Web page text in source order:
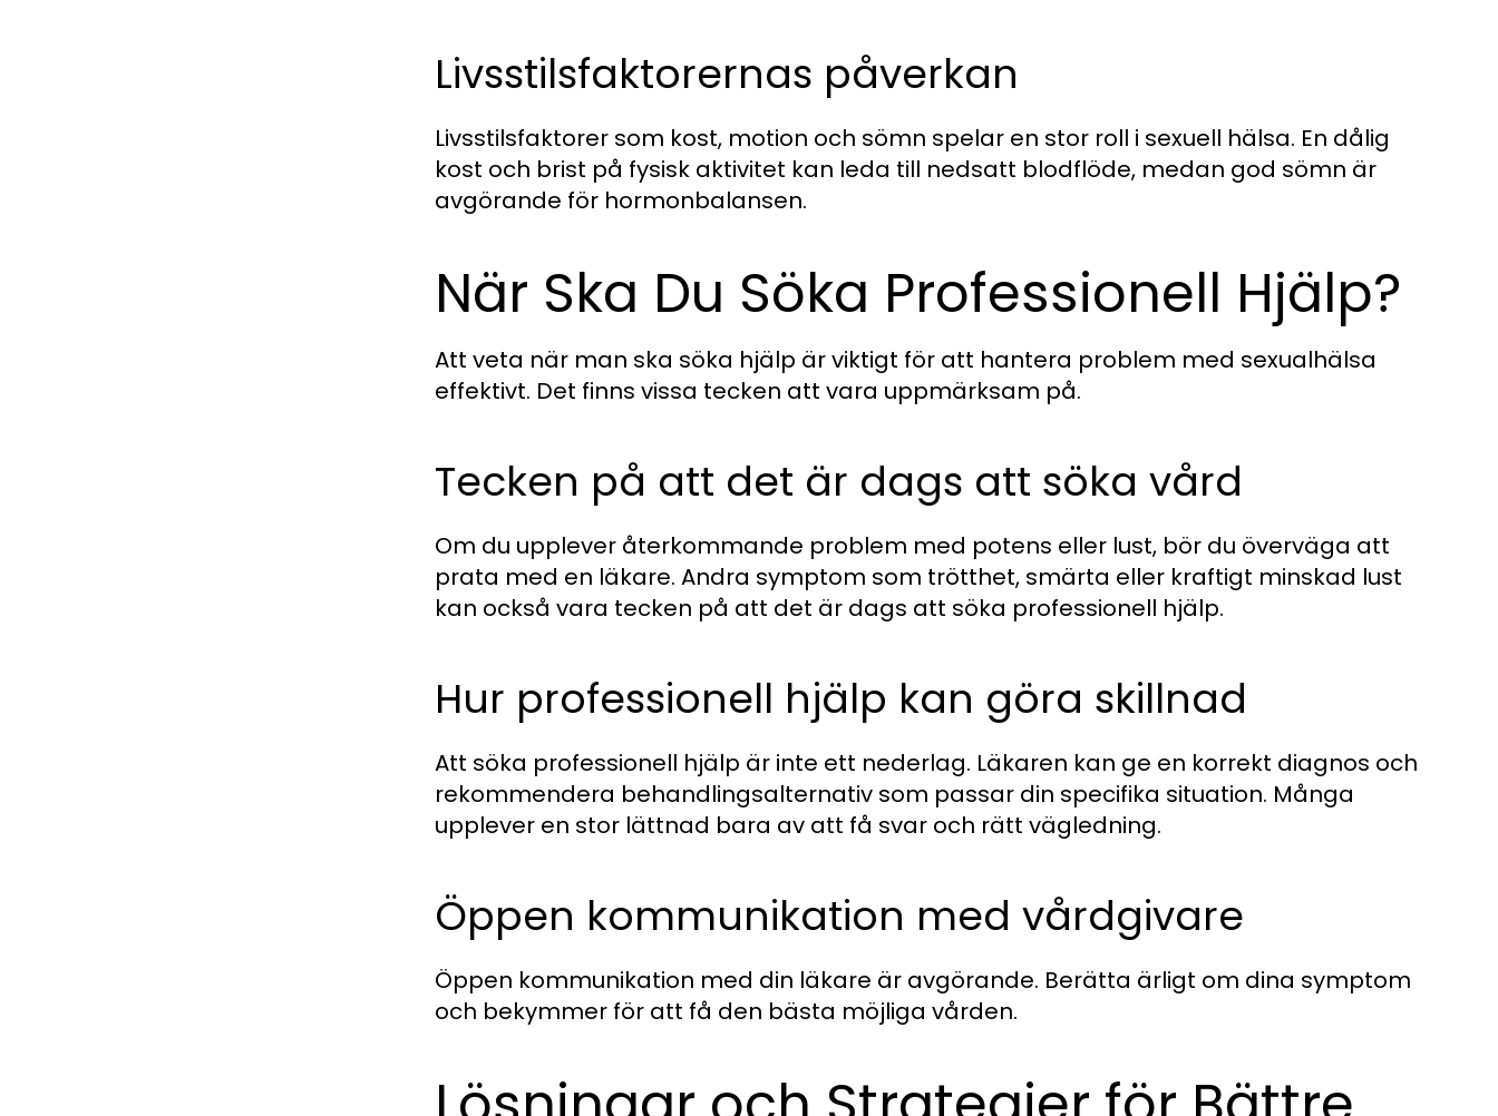
Livsstilsfaktorernas påverkan
Livsstilsfaktorer som kost, motion och sömn spelar en stor roll i sexuell hälsa. En dålig
kost och brist på fysisk aktivitet kan leda till nedsatt blodflöde, medan god sömn är
avgörande för hormonbalansen.
När Ska Du Söka Professionell Hjälp?
Att veta när man ska söka hjälp är viktigt för att hantera problem med sexualhälsa
effektivt. Det finns vissa tecken att vara uppmärksam på.
Tecken på att det är dags att söka vård
Om du upplever återkommande problem med potens eller lust, bör du överväga att
prata med en läkare. Andra symptom som trötthet, smärta eller kraftigt minskad lust
kan också vara tecken på att det är dags att söka professionell hjälp.
Hur professionell hjälp kan göra skillnad
Att söka professionell hjälp är inte ett nederlag. Läkaren kan ge en korrekt diagnos och
rekommendera behandlingsalternativ som passar din specifika situation. Många
upplever en stor lättnad bara av att få svar och rätt vägledning.
Öppen kommunikation med vårdgivare
Öppen kommunikation med din läkare är avgörande. Berätta ärligt om dina symptom
och bekymmer för att få den bästa möjliga vården.